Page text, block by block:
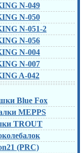
N-049
N-050
N-051-2
N-056
N-004
N-007
A-042
Blue Fox
MEPPS
TROUT
(PRC)